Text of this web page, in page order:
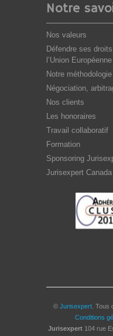
Notre
Nos valeurs
Défendre ses
l’Union Européenne
Notre méthodologie
Négociation,
Nos clients
Les honoraires
Travail collaboratif
Formation
Sponsoring
Jurisexpert Canada
© Jurisexpert .
Conditions
Jurisexpert 104 rue